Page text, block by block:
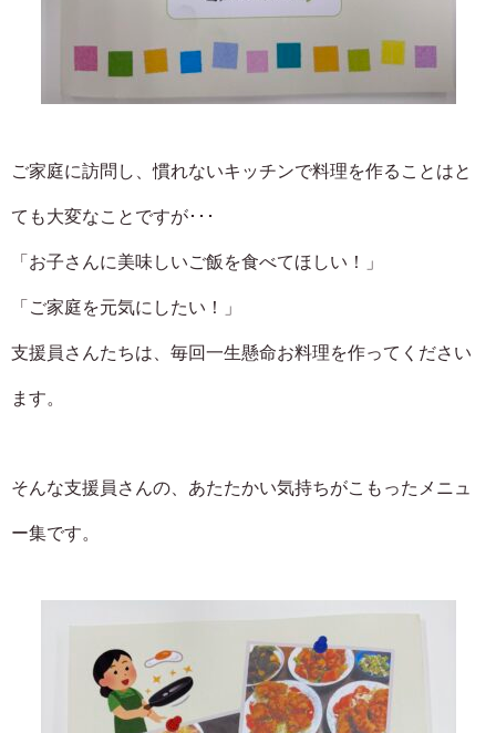
ご家庭に訪問し、慣れないキッチンで料理を作ることはと
ても大変なことですが･･･
「お子さんに美味しいご飯を食べてほしい！」
「ご家庭を元気にしたい！」
支援員さんたちは、毎回一生懸命お料理を作ってください
ます。
そんな支援員さんの、あたたかい気持ちがこもったメニュ
ー集です。